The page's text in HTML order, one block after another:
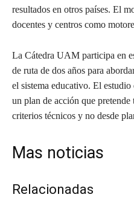
resultados en otros países. El
docentes y centros como
La Cátedra UAM participa en
de ruta de dos años para
el sistema educativo. El
un plan de acción que
criterios técnicos y no desde
Mas noticias
Relacionadas